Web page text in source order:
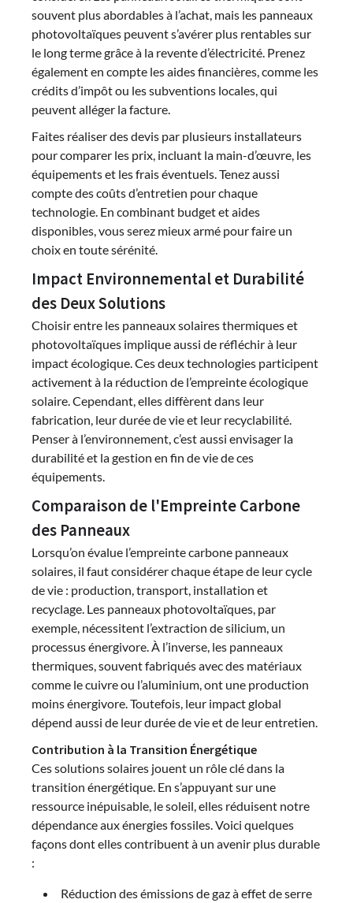
souvent plus abordables à l’achat, mais les panneaux
photovoltaïques peuvent s’avérer plus rentables sur
le long terme grâce à la revente d’électricité. Prenez
également en compte les aides financières, comme les
crédits d’impôt ou les subventions locales, qui
peuvent alléger la facture.
Faites réaliser des devis par plusieurs installateurs
pour comparer les prix, incluant la main-d’œuvre, les
équipements et les frais éventuels. Tenez aussi
compte des coûts d’entretien pour chaque
technologie. En combinant budget et aides
disponibles, vous serez mieux armé pour faire un
choix en toute sérénité.
Impact Environnemental et Durabilité
des Deux Solutions
Choisir entre les panneaux solaires thermiques et
photovoltaïques implique aussi de réfléchir à leur
impact écologique. Ces deux technologies participent
activement à la réduction de l’empreinte écologique
solaire. Cependant, elles diffèrent dans leur
fabrication, leur durée de vie et leur recyclabilité.
Penser à l’environnement, c’est aussi envisager la
durabilité et la gestion en fin de vie de ces
équipements.
Comparaison de l'Empreinte Carbone
des Panneaux
Lorsqu’on évalue l’empreinte carbone panneaux
solaires, il faut considérer chaque étape de leur cycle
de vie : production, transport, installation et
recyclage. Les panneaux photovoltaïques, par
exemple, nécessitent l’extraction de silicium, un
processus énergivore. À l’inverse, les panneaux
thermiques, souvent fabriqués avec des matériaux
comme le cuivre ou l’aluminium, ont une production
moins énergivore. Toutefois, leur impact global
dépend aussi de leur durée de vie et de leur entretien.
Contribution à la Transition Énergétique
Ces solutions solaires jouent un rôle clé dans la
transition énergétique. En s’appuyant sur une
ressource inépuisable, le soleil, elles réduisent notre
dépendance aux énergies fossiles. Voici quelques
façons dont elles contribuent à un avenir plus durable
:
Réduction des émissions de gaz à effet de serre